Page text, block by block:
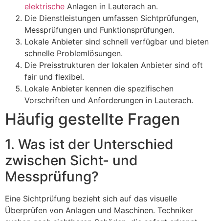
elektrische Anlagen in Lauterach an.
Die Dienstleistungen umfassen Sichtprüfungen,
Messprüfungen und Funktionsprüfungen.
Lokale Anbieter sind schnell verfügbar und bieten
schnelle Problemlösungen.
Die Preisstrukturen der lokalen Anbieter sind oft
fair und flexibel.
Lokale Anbieter kennen die spezifischen
Vorschriften und Anforderungen in Lauterach.
Häufig gestellte Fragen
1. Was ist der Unterschied
zwischen Sicht- und
Messprüfung?
Eine Sichtprüfung bezieht sich auf das visuelle
Überprüfen von Anlagen und Maschinen. Techniker